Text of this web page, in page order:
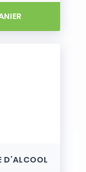
D’ALCOOL